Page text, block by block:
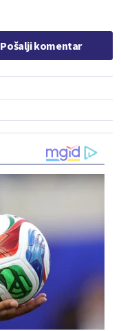
Pošalji komentar